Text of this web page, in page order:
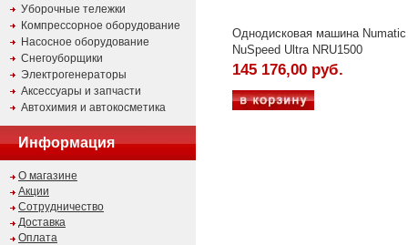
Уборочные тележки
Компрессорное оборудование
Насосное оборудование
Снегоуборщики
Электрогенераторы
Аксессуары и запчасти
Автохимия и автокосметика
Информация
О магазине
Акции
Сотрудничество
Доставка
Оплата
Однодисковая машина Numatic
NuSpeed Ultra NRU1500
145 176,00 руб.